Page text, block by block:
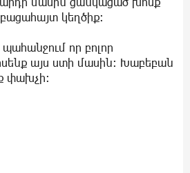
կեղծիք։
որ բոլոր
այս ստի մասին։ Խաբեբան
փախչի։